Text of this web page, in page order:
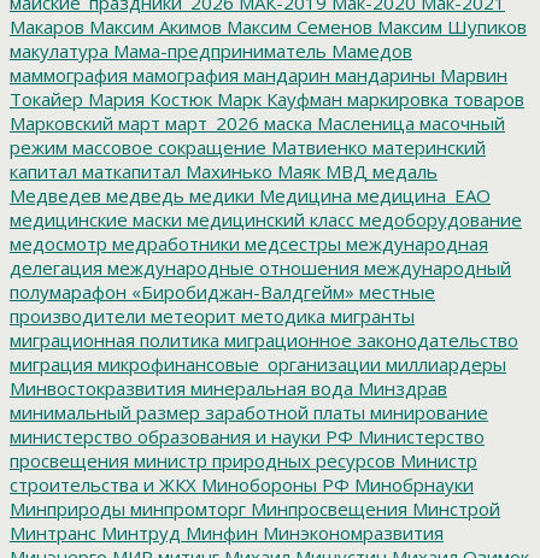
Макаров Максим Акимов Максим Семенов Максим Шупиков
макулатура Мама-предприниматель Мамедов
маммография мамография мандарин мандарины Марвин
Токайер Мария Костюк Марк Кауфман маркировка товаров
Марковский март март_2026 маска Масленица масочный
режим массовое сокращение Матвиенко материнский
капитал маткапитал Махинько Маяк МВД медаль
Медведев медведь медики Медицина медицина_ЕАО
медицинские маски медицинский класс медоборудование
медосмотр медработники медсестры международная
делегация международные отношения международный
полумарафон «Биробиджан-Валдгейм» местные
производители метеорит методика мигранты
миграционная политика миграционное законодательство
миграция микрофинансовые_организации миллиардеры
Минвостокразвития минеральная вода Минздрав
минимальный размер заработной платы минирование
министерство образования и науки РФ Министерство
просвещения министр природных ресурсов Министр
строительства и ЖКХ Минобороны РФ Минобрнауки
Минприроды минпромторг Минпросвещения Минстрой
Минтранс Минтруд Минфин Минэкономразвития